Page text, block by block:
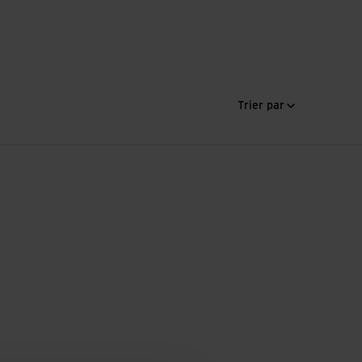
Trier par